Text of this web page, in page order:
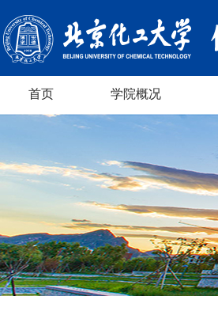
首页 学院概况